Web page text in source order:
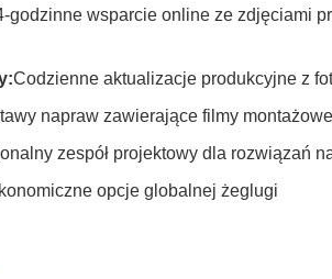
godzinne wsparcie online ze zdjęciami
Codzienne aktualizacje produkcyjne z
napraw zawierające filmy
zespół projektowy dla rozwiązań
opcje globalnej żeglugi